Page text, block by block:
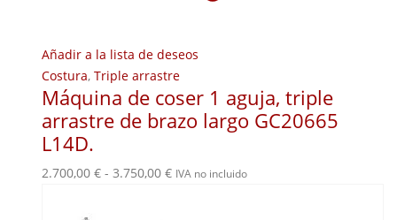
Añadir a la lista de deseos
Costura, Triple arrastre
Máquina de coser 1 aguja, triple
arrastre de brazo largo GC20665
L14D.
2.700,00 € - 3.750,00 €Rango
IVA no incluido